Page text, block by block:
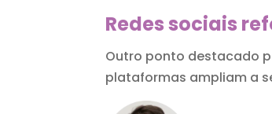
Redes sociais
Outro ponto destacado
plataformas ampliam a